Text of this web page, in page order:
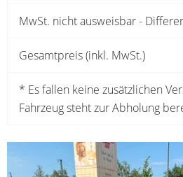
MwSt. nicht ausweisbar -
Gesamtpreis (inkl. MwSt.)
* Es fallen keine zusätzlichen
Fahrzeug steht zur Abholung